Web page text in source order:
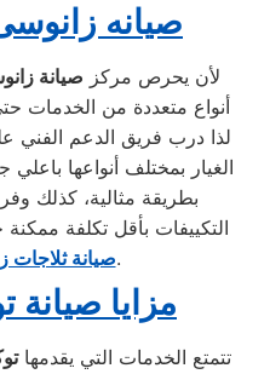
صيانه
لأن يحرص مركز صيانة
أنواع متعددة من الخدمات
لذا درب فريق الدعم
الغيار بمختلف أنواعها
بطريقة مثالية، كذلك
التكييفات بأقل تكلفة
صيانة ثلاجاتالسيوف.
مزايا
تتمتع الخدمات التي يقدمها